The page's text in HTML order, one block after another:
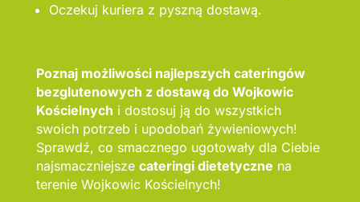
Oczekuj kuriera z pyszną dostawą.
Poznaj możliwości najlepszych cateringów
bezglutenowych z dostawą do Wojkowic
Kościelnych i dostosuj ją do wszystkich
swoich potrzeb i upodobań żywieniowych!
Sprawdź, co smacznego ugotowały dla Ciebie
najsmaczniejsze cateringi dietetyczne na
terenie Wojkowic Kościelnych!